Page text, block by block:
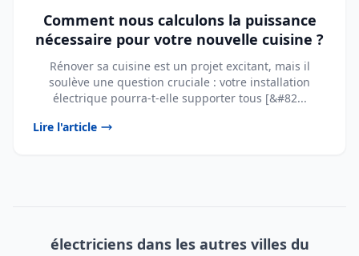
Comment nous calculons la puissance
nécessaire pour votre nouvelle cuisine ?
Rénover sa cuisine est un projet excitant, mais il
soulève une question cruciale : votre installation
électrique pourra-t-elle supporter tous [&#82...
Lire l'article
électriciens dans les autres villes du